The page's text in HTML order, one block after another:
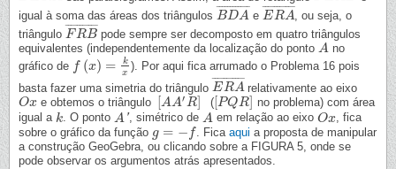
igual à soma das áreas dos triângulos BDA
¯ ¯
¯¯¯¯¯¯¯¯¯¯
BDA¯e ERA
¯ ¯
¯¯¯¯¯¯¯¯¯
ERA¯, ou seja, o
triângulo FRB
¯ ¯
¯¯¯¯¯¯¯¯¯
FRB¯ pode sempre ser decomposto em quatro triângulos
equivalentes (independentemente da localização do ponto A
A no
gráfico de f (x) =
k
x
f( x)=k x
). Por aqui fica arrumado o Problema 16 pois
basta fazer uma simetria do triângulo ERA
¯ ¯
¯¯¯¯¯¯¯¯¯
ERA¯relativamente ao eixo
Ox
Ox e obtemos o triângulo [AA′R]
[AA′R] ([ PQR
[ PQR]
no problema) com área
igual a k
k. O ponto A '
A′ , simétrico de A
A em relação ao eixo Ox
Ox , fica
sobre o gráfico da função g = − f
g=−f . Ficaaqui a proposta de manipular
a construção GeoGebra, ou clicando sobre a FIGURA 5, onde se
pode observar os argumentos atrás apresentados.